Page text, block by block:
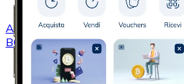
AcquistareBitcoin Cashcon
BCH